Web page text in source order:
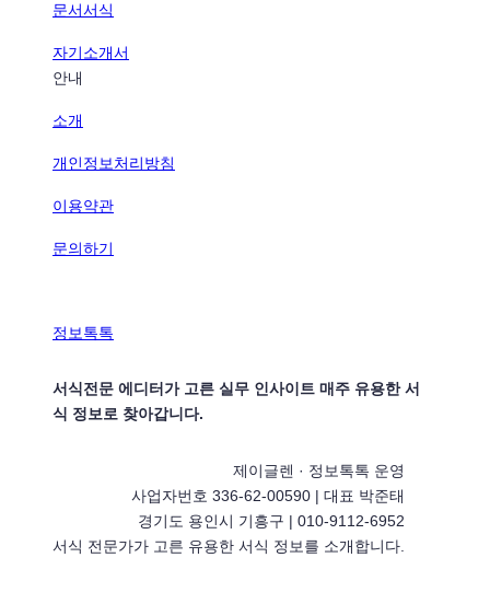
문서서식
자기소개서
안내
소개
개인정보처리방침
이용약관
문의하기
정보톡톡
서식전문 에디터가 고른 실무 인사이트 매주 유용한 서
식 정보로 찾아갑니다.
제이글렌 · 정보톡톡 운영
사업자번호 336-62-00590 | 대표 박준태
경기도 용인시 기흥구 | 010-9112-6952
서식 전문가가 고른 유용한 서식 정보를 소개합니다.